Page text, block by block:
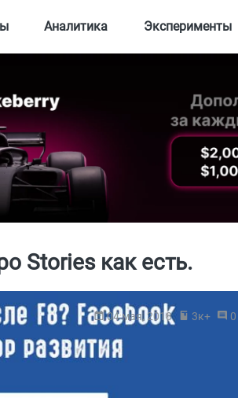
Аналитика Эксперименты
Stories как есть.
04 мая, 2018 3к+ 0